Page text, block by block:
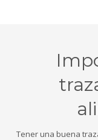
Tener una buena